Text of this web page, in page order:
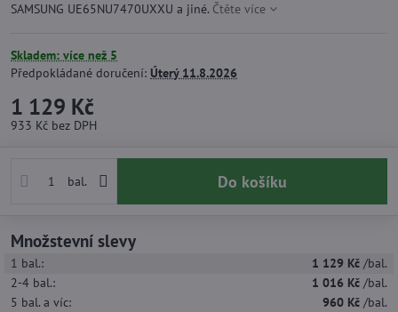
SAMSUNG UE65NU7470UXXU a jiné. Čtěte více
Skladem: více než 5
Předpokládané doručení: Úterý11.8.2026
1 129 Kč
933 Kč bez DPH
bal. Do košíku
Množstevní slevy
1 bal.: 1 129 Kč /bal.
2-4 bal.: 1 016 Kč /bal.
5 bal. a víc: 960 Kč /bal.